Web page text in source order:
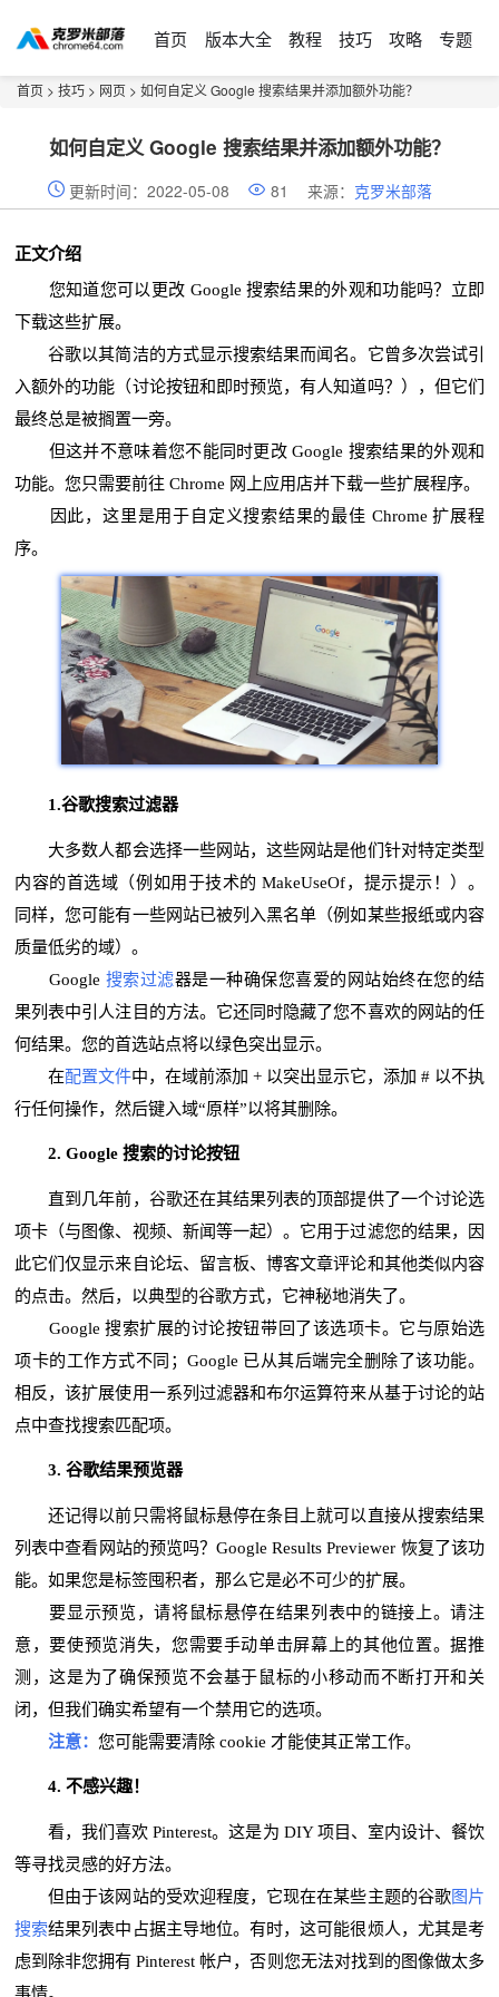
首页 版本大全 教程 技巧 攻略 专题
首页 > 技巧 > 网页 > 如何自定义 Google 搜索结果并添加额外功能？
如何自定义 Google 搜索结果并添加额外功能？
更新时间：2022-05-08 81 来源： 克罗米部落
正文介绍
您知道您可以更改 Google 搜索结果的外观和功能吗？立即
下载这些扩展。
谷歌以其简洁的方式显示搜索结果而闻名。它曾多次尝试引
入额外的功能（讨论按钮和即时预览，有人知道吗？），但它们
最终总是被搁置一旁。
但这并不意味着您不能同时更改 Google 搜索结果的外观和
功能。您只需要前往 Chrome 网上应用店并下载一些扩展程序。
因此，这里是用于自定义搜索结果的最佳 Chrome 扩展程
序。
1.谷歌搜索过滤器
大多数人都会选择一些网站，这些网站是他们针对特定类型
内容的首选域（例如用于技术的 MakeUseOf，提示提示！）。
同样，您可能有一些网站已被列入黑名单（例如某些报纸或内容
质量低劣的域）。
Google 搜索过滤器是一种确保您喜爱的网站始终在您的结
果列表中引人注目的方法。它还同时隐藏了您不喜欢的网站的任
何结果。您的首选站点将以绿色突出显示。
在配置文件中，在域前添加 + 以突出显示它，添加 # 以不执
行任何操作，然后键入域“原样”以将其删除。
2. Google 搜索的讨论按钮
直到几年前，谷歌还在其结果列表的顶部提供了一个讨论选
项卡（与图像、视频、新闻等一起）。它用于过滤您的结果，因
此它们仅显示来自论坛、留言板、博客文章评论和其他类似内容
的点击。然后，以典型的谷歌方式，它神秘地消失了。
Google 搜索扩展的讨论按钮带回了该选项卡。它与原始选
项卡的工作方式不同；Google 已从其后端完全删除了该功能。
相反，该扩展使用一系列过滤器和布尔运算符来从基于讨论的站
点中查找搜索匹配项。
3. 谷歌结果预览器
还记得以前只需将鼠标悬停在条目上就可以直接从搜索结果
列表中查看网站的预览吗？Google Results Previewer 恢复了该功
能。如果您是标签囤积者，那么它是必不可少的扩展。
要显示预览，请将鼠标悬停在结果列表中的链接上。请注
意，要使预览消失，您需要手动单击屏幕上的其他位置。据推
测，这是为了确保预览不会基于鼠标的小移动而不断打开和关
闭，但我们确实希望有一个禁用它的选项。
注意： 您可能需要清除 cookie 才能使其正常工作。
4. 不感兴趣！
看，我们喜欢 Pinterest。这是为 DIY 项目、室内设计、餐饮
等寻找灵感的好方法。
但由于该网站的受欢迎程度，它现在在某些主题的谷歌图片
搜索结果列表中占据主导地位。有时，这可能很烦人，尤其是考
虑到除非您拥有 Pinterest 帐户，否则您无法对找到的图像做太多